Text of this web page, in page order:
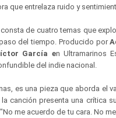
que entrelaza ruido y
de cuatro temas que
del tiempo. Producido por
García en Ultramarinos
del indie nacional.
es una pieza que aborda el
canción presenta una crítica
me acuerdo de tu cara. No